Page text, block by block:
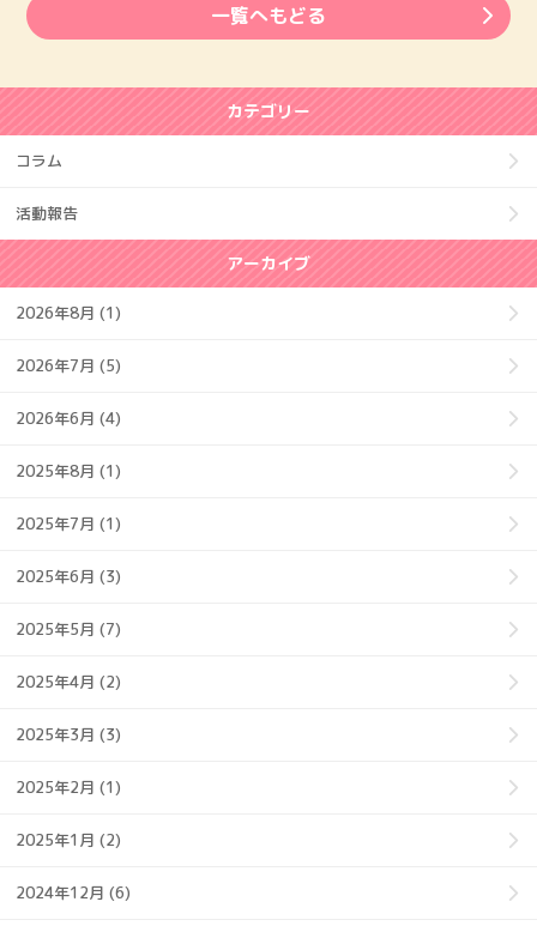
一覧へもどる
カテゴリー
コラム
活動報告
アーカイブ
2026年8月 (1)
2026年7月 (5)
2026年6月 (4)
2025年8月 (1)
2025年7月 (1)
2025年6月 (3)
2025年5月 (7)
2025年4月 (2)
2025年3月 (3)
2025年2月 (1)
2025年1月 (2)
2024年12月 (6)